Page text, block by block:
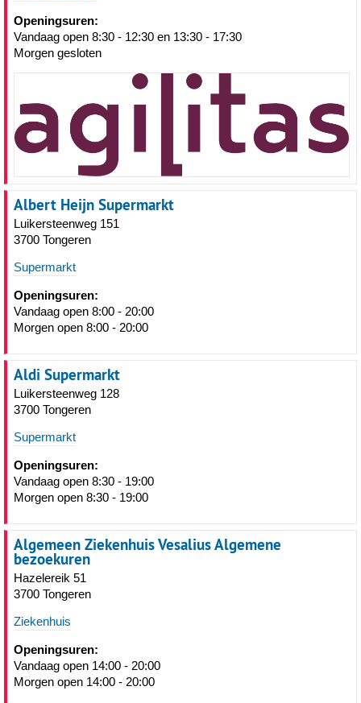
Openingsuren:
Vandaag open 8:30 - 12:30 en 13:30 - 17:30
Morgen gesloten
Albert Heijn Supermarkt
Luikersteenweg 151
3700 Tongeren
Supermarkt
Openingsuren:
Vandaag open 8:00 - 20:00
Morgen open 8:00 - 20:00
Aldi Supermarkt
Luikersteenweg 128
3700 Tongeren
Supermarkt
Openingsuren:
Vandaag open 8:30 - 19:00
Morgen open 8:30 - 19:00
Algemeen Ziekenhuis Vesalius Algemene
bezoekuren
Hazelereik 51
3700 Tongeren
Ziekenhuis
Openingsuren:
Vandaag open 14:00 - 20:00
Morgen open 14:00 - 20:00